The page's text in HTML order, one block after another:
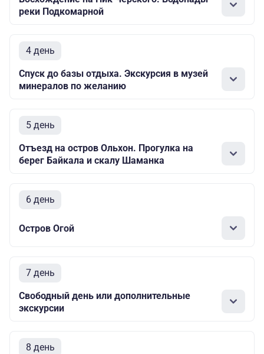
реки Подкомарной
4 день
Спуск до базы отдыха. Экскурсия в музей
минералов по желанию
5 день
Отъезд на остров Ольхон. Прогулка на
берег Байкала и скалу Шаманка
6 день
Остров Огой
7 день
Свободный день или дополнительные
экскурсии
8 день